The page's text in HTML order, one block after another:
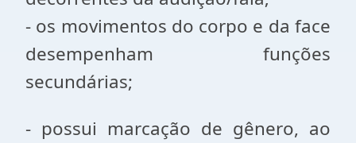
- os movimentos do corpo e da face
desempenham funções
secundárias;
- possui marcação de gênero, ao